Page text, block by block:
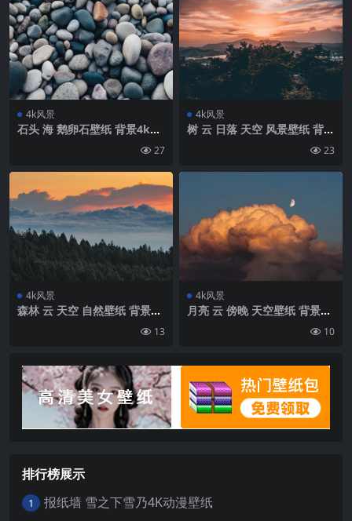
4k风景
石头 海 鹅卵石壁纸 背景4k高
27
4k风景
树 云 日落 天空 风景壁纸 背景
23
4k风景
森林 云 天空 自然壁纸 背景4k
13
4k风景
月亮 云 傍晚 天空壁纸 背景4k
10
排行榜展示
1 报纸墙 雪之下雪乃4K动漫壁纸